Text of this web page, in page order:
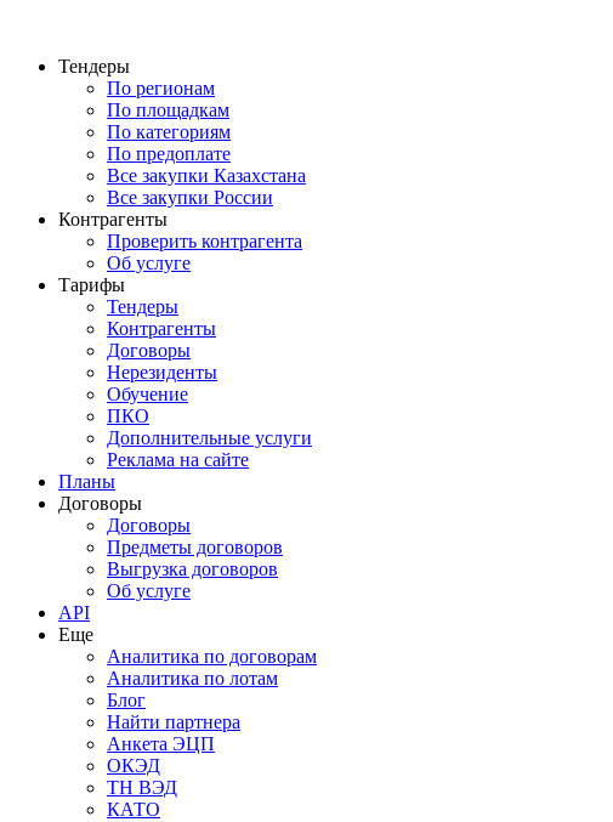
Тендеры
По регионам
По площадкам
По категориям
По предоплате
Все закупки Казахстана
Все закупки России
Контрагенты
Проверить контрагента
Об услуге
Тарифы
Тендеры
Контрагенты
Договоры
Нерезиденты
Обучение
ПКО
Дополнительные услуги
Реклама на сайте
Планы
Договоры
Договоры
Предметы договоров
Выгрузка договоров
Об услуге
API
Еще
Аналитика по договорам
Аналитика по лотам
Блог
Найти партнера
Анкета ЭЦП
ОКЭД
ТН ВЭД
КАТО